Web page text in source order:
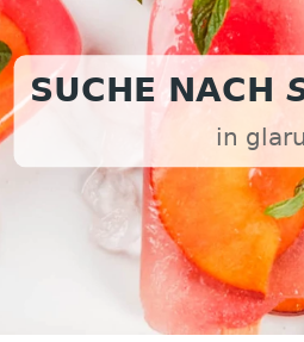
SUCHE NACH
in